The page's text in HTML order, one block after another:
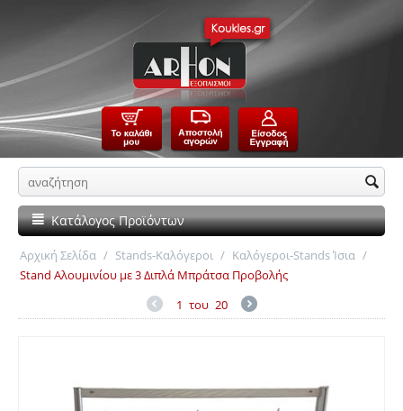
Κατάλογος Προϊόντων
Αρχική Σελίδα / Stands-Καλόγεροι / Καλόγεροι-Stands Ίσια /
Stand Αλουμινίου με 3 Διπλά Μπράτσα Προβολής
1 του 20